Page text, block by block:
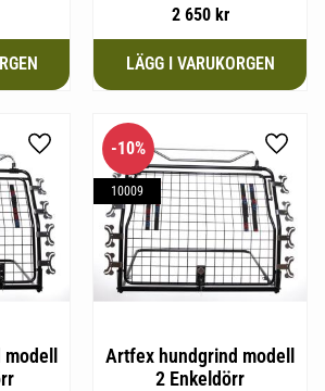
2 650kr
modell
Lägg till i favoriter
Artfex hundgrind modell
2 Enkeldörr
10%
10009
Lägg